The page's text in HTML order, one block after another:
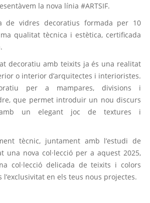
la nova línia #ARTSIF.
de vidres decoratius formada per 10
qualitat tècnica i estètica, certificada
decoratiu amb teixits ja és una realitat
o interior d’arquitectes i interioristes.
per a mampares, divisions i
que permet introduir un nou discurs
amb un elegant joc de textures i
tècnic, juntament amb l’estudi de
una nova col·lecció per a aquest 2025,
col·lecció delicada de teixits i colors
en els teus nous projectes.